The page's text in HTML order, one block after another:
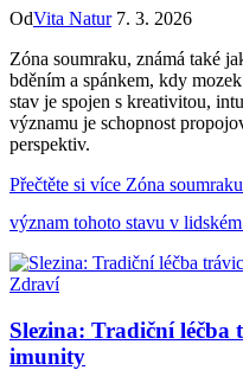
OdVita Natur 7. 3. 2026
Zóna soumraku, známá také
bděním a spánkem, kdy
stav je spojen s kreativitou,
významu je schopnost
perspektiv.
Přečtěte si více Zóna
význam tohoto stavu v
Zdraví
Slezina: Tradiční
imunity